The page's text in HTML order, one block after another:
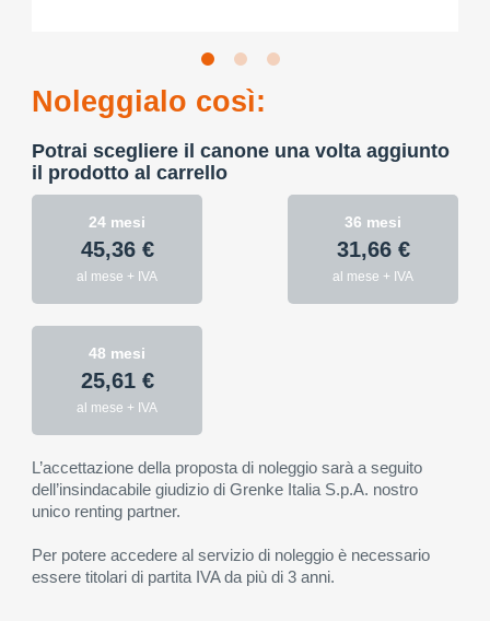
Noleggialo così:
Potrai scegliere il canone una volta aggiunto
il prodotto al carrello
24 mesi
45,36 €
al mese + IVA
36 mesi
31,66 €
al mese + IVA
48 mesi
25,61 €
al mese + IVA
L’accettazione della proposta di noleggio sarà a seguito
dell’insindacabile giudizio di Grenke Italia S.p.A. nostro
unico renting partner.
Per potere accedere al servizio di noleggio è necessario
essere titolari di partita IVA da più di 3 anni.